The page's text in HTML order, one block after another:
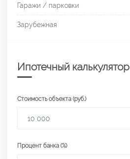
Гаражи / парковки
Зарубежная
Ипотечный калькулятор
Стоимость объекта (руб.)
Процент банка (%)